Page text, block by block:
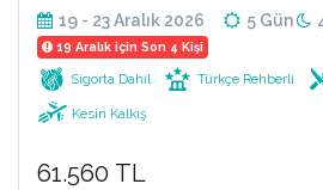
19 - 23 Aralık 2026 5 Gün
19 Aralık için Son 4 Kişi
Sigorta Dahil Türkçe Rehberli
Kesin Kalkış
61.560 TL